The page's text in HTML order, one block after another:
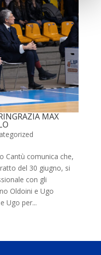
MAX
Cantù comunica che,
del 30 giugno, si
con gli
Oldoini e Ugo
Ugo per...